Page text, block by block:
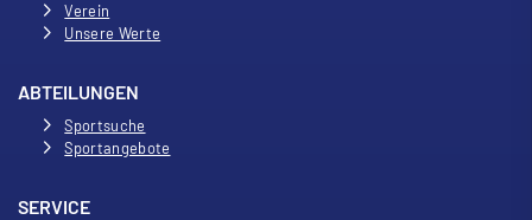
Verein
Unsere Werte
ABTEILUNGEN
Sportsuche
Sportangebote
SERVICE